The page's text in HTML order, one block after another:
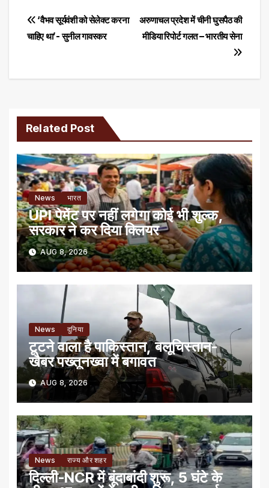
Post
navigation
अरुणाचल प्रदेश में चीनी घुसपैठ की
मीडिया रिपोर्ट गलत – भारतीय सेना
‘वैभव सूर्यवंशी को सेलेक्ट करना
चाहिए था’- सुनील गावस्कर
Related Post
News भारत
UPI पेमेंट पर नहीं लगेगा कोई भी शुल्क,
सरकार ने कर दिया क्लियर
AUG 8, 2026
News दुनिया
टूटने वाला है पाकिस्तान, बलूचिस्तान-
खैबर पख्तूनख्वा में बगावत
AUG 8, 2026
News राज्य और शहर
दिल्ली-NCR में बूंदाबांदी शुरू, 5 घंटे के